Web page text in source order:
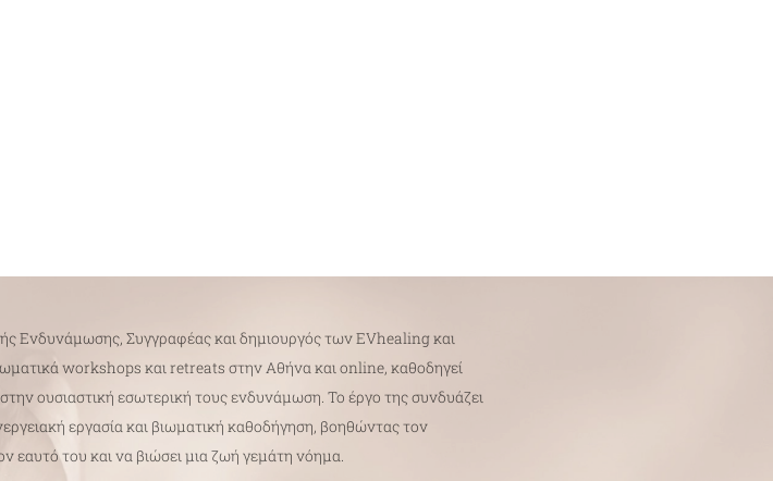
Ενδυνάμωσης, Συγγραφέας και δημιουργός των EVhealing και
workshops και retreats στην Αθήνα και online, καθοδηγεί
ουσιαστική εσωτερική τους ενδυνάμωση. Το έργο της συνδυάζει
εργασία και βιωματική καθοδήγηση, βοηθώντας τον
εαυτό του και να βιώσει μια ζωή γεμάτη νόημα.